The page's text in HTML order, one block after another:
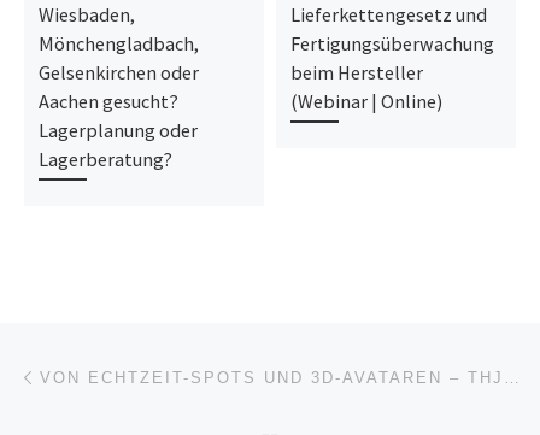
Wiesbaden,
Mönchengladbach,
Gelsenkirchen oder
Aachen gesucht?
Lagerplanung oder
Lagerberatung?
Lieferkettengesetz und
Fertigungsüberwachung
beim Hersteller
(Webinar | Online)
Beitragsnavigation